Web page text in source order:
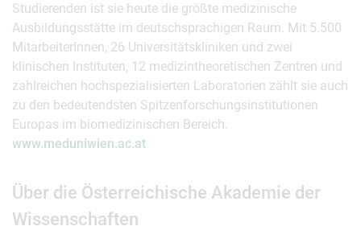
Studierenden ist sie heute die größte medizinische
Ausbildungsstätte im deutschsprachigen Raum. Mit 5.500
MitarbeiterInnen, 26 Universitätskliniken und zwei
klinischen Instituten, 12 medizintheoretischen Zentren und
zahlreichen hochspezialisierten Laboratorien zählt sie auch
zu den bedeutendsten Spitzenforschungsinstitutionen
Europas im biomedizinischen Bereich.
www.meduniwien.ac.at
Über die Österreichische Akademie der
Wissenschaften